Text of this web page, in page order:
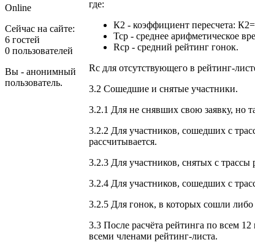
Online
Сейчас на сайте:
6 гостей
0 пользователей
Вы - анонимный
пользователь.
где:
К2 - коэффициент пересчета:
Тср - среднее арифметическое
Rср - средний рейтинг гонок.
Rс для отсутствующего в рейтинг-
3.2 Сошедшие и снятые участники.
3.2.1 Для не снявших свою заявку, но
3.2.2 Для участников, сошедших с
рассчитывается.
3.2.3 Для участников, снятых с трассы
3.2.4 Для участников, сошедших с
3.2.5 Для гонок, в которых сошли либо
3.3 После расчёта рейтинга по всем
всеми членами рейтинг-листа.